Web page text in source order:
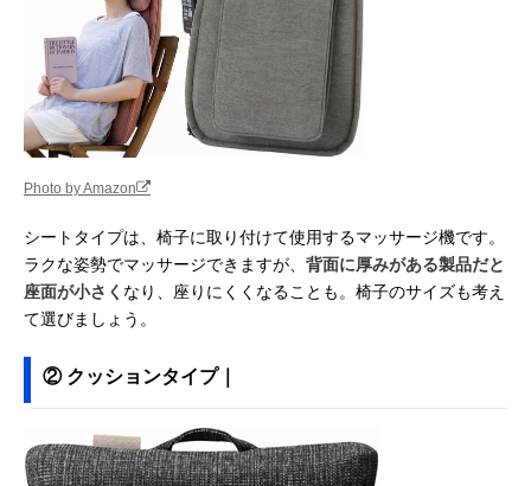
Photo by Amazon
シートタイプは、椅子に取り付けて使用するマッサージ機です。
ラクな姿勢でマッサージできますが、 背面に厚みがある製品だと
座面が小さく なり、座りにくくなることも。椅子のサイズも考え
て選びましょう。
② クッションタイプ｜